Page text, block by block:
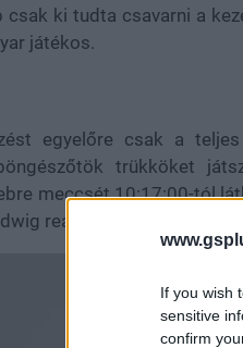
If you wish
sensitive
confirm
csak ki tudta csavarni a
játékos.
egyelőre csak a
trükköket
meccsét 10:17:00-tól
reakció videójára is